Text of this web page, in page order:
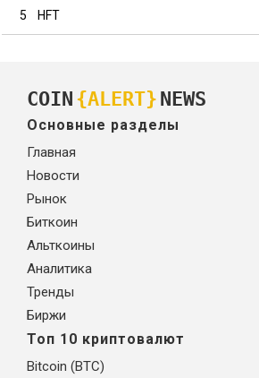
5
HFT
COIN {ALERT} NEWS
Основные разделы
Главная
Новости
Рынок
Биткоин
Альткоины
Аналитика
Тренды
Биржи
Топ 10 криптовалют
Bitcoin (BTC)